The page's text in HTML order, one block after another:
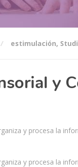
estimulación,
y
y procesa la
y procesa la